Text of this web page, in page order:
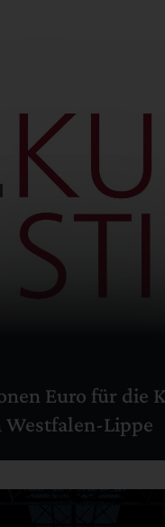
Euro für die
Westfalen-Lippe